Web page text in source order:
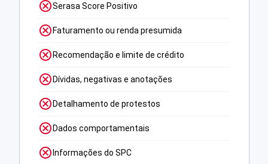
Serasa Score Positivo
Faturamento ou renda presumida
Recomendação e limite de crédito
Dívidas, negativas e anotações
Detalhamento de protestos
Dados comportamentais
Informações do SPC